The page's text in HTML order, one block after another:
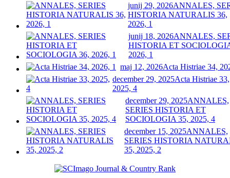
junij 29, 2026ANNALES,
HISTORIA NATURALIS 36,
2026, 1
junij 18, 2026ANNALES,
HISTORIA ET
2026, 1
maj 12, 2026Acta Histriae 34,
december 29, 2025Acta Histriae 33,
2025, 4
december 29, 2025ANNALES,
SERIES HISTORIA ET
SOCIOLOGIA 35, 2025, 4
december 15, 2025ANNALES,
SERIES HISTORIA
35, 2025, 2